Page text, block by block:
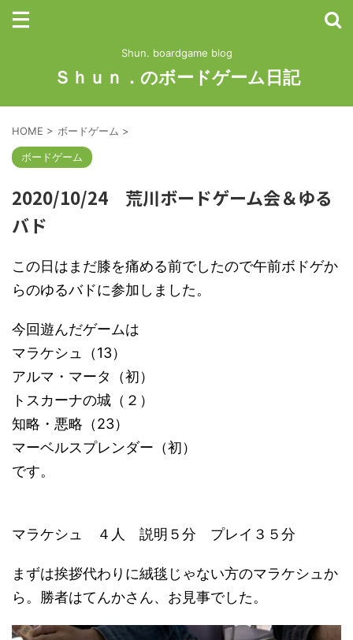
Shun. boardgame blog
Ｓｈｕｎ．のボードゲーム日記
HOME > ボードゲーム >
ボードゲーム
2020/10/24 荒川ボードゲーム会＆ゆる
バド
この日はまだ膝を痛める前でしたので午前ボドゲか
らのゆるバドに参加しました。
今回遊んだゲームは
マラケシュ（13）
アルマ・マータ（初）
トスカーナの城（２）
知略・悪略（23）
マーベルスプレンダー（初）
です。
マラケシュ ４人 説明５分 プレイ３５分
まずは挨拶代わりに絨毯じゃない方のマラケシュか
ら。勝者はてんかさん、お見事でした。